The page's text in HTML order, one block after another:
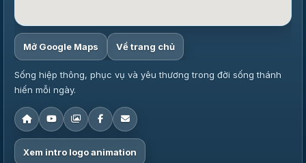
Mở Google Maps Về trang chủ
Sống hiệp thông, phục vụ và yêu thương trong đời sống thánh
hiến mỗi ngày.
Xem intro logo animation